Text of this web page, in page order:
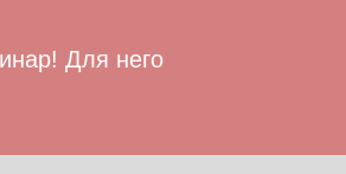
Для него